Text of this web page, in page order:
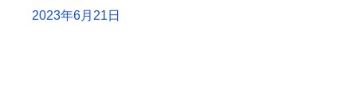
2023年6月21日